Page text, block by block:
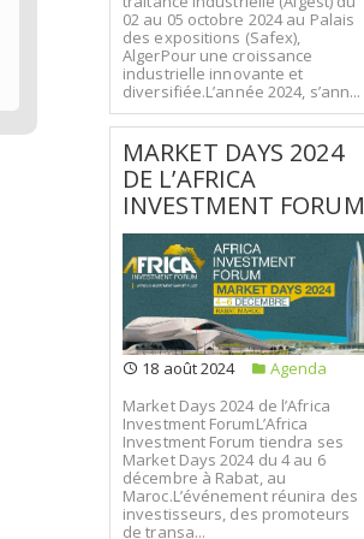
02 au 05 octobre 2024 au Palais
des expositions (Safex),
AlgerPour une croissance
industrielle innovante et
diversifiée.L’année 2024, s’ann...
MARKET DAYS 2024
DE L’AFRICA
INVESTMENT FORUM
18 août 2024
Agenda
Market Days 2024 de l’Africa
Investment ForumL’Africa
Investment Forum tiendra ses
Market Days 2024 du 4 au 6
décembre à Rabat, au
Maroc.L’événement réunira des
investisseurs, des promoteurs
de transa...